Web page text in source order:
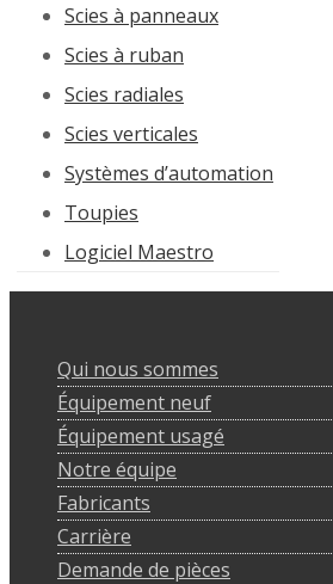
Scies à panneaux
Scies à ruban
Scies radiales
Scies verticales
Systèmes d’automation
Toupies
Logiciel Maestro
Qui nous sommes
Équipement neuf
Équipement usagé
Notre équipe
Fabricants
Carrière
Demande de pièces